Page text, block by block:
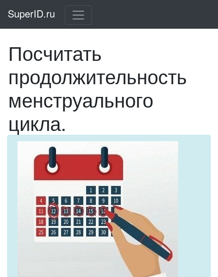
SuperID.ru
Посчитать
продолжительность
менструального
цикла.